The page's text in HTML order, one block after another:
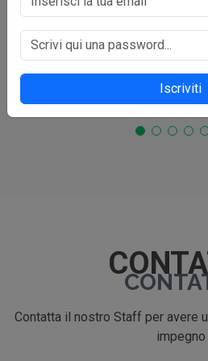
Contatta il nostro Staff per avere
impegno
Iscriviti